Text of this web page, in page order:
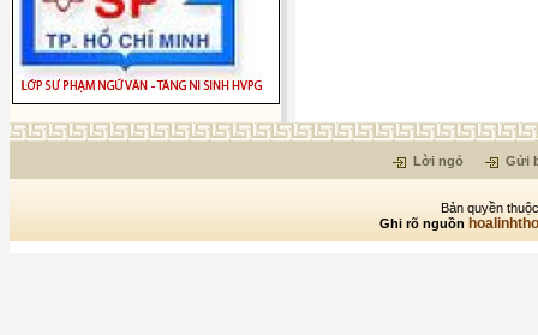
Lời ngỏ Gửi
Bản quyền
Ghi rõ nguồn